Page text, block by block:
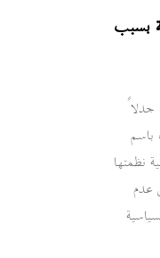
بسبب
نظمتها
عدم